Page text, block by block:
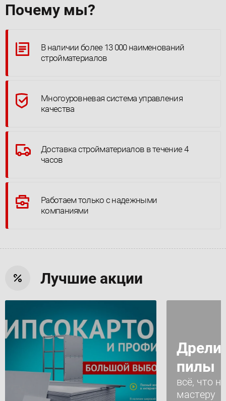
Почему мы?
В наличии более 13 000 наименований
стройматериалов
Многоуровневая система управления
качества
Доставка стройматериалов в течение 4
часов
Работаем только с надежными
компаниями
Лучшие акции
пилы
всё, что
мастеру